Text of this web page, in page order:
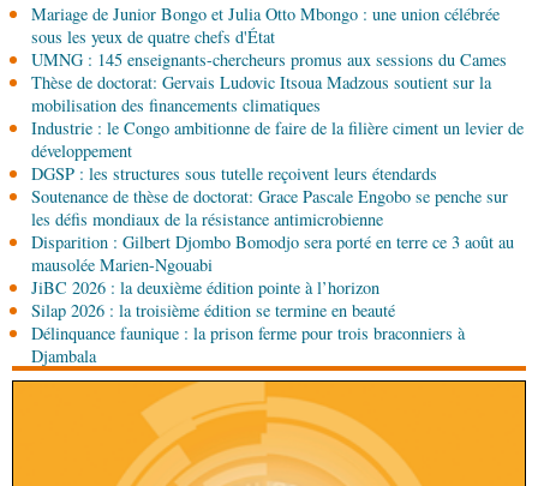
SportCommuniqué : Samira Leonie, nouvelle
ambassadrice de la marque 1xBet Congo-
Brazzaville
06-08-2026 09:30
PolitiqueAssemblée nationale: la Commission
Ecofin s’imprègne des réalités du CHU-B
06-08-2026 08:45
Politique Vie des institutions : Pierre Ngolo et
Pierre Oba jettent les bases d’une collaboration
fructueuse
06-08-2026 08:30
Afrique-Monde Centrafrique : les sanctions de
l'ONU cachent la guerre silencieuse pour le
contrôle des ressources
Mariage de Junior Bongo et Julia Otto Mbongo : une union célébrée
sous les yeux de quatre chefs d'État
UMNG : 145 enseignants-chercheurs promus aux sessions du Cames
Thèse de doctorat: Gervais Ludovic Itsoua Madzous soutient sur la
mobilisation des financements climatiques
Industrie : le Congo ambitionne de faire de la filière ciment un levier de
développement
DGSP : les structures sous tutelle reçoivent leurs étendards
Soutenance de thèse de doctorat: Grace Pascale Engobo se penche sur
les défis mondiaux de la résistance antimicrobienne
Disparition : Gilbert Djombo Bomodjo sera porté en terre ce 3 août au
mausolée Marien-Ngouabi
JiBC 2026 : la deuxième édition pointe à l’horizon
Silap 2026 : la troisième édition se termine en beauté
Délinquance faunique : la prison ferme pour trois braconniers à
Djambala